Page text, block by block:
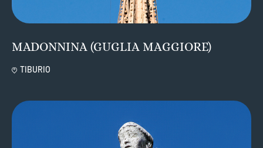
MADONNINA (GUGLIA MAGGIORE)
TIBURIO